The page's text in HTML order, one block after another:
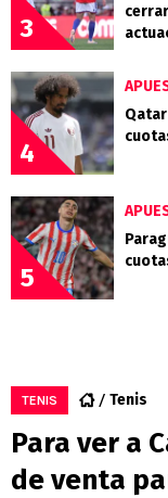
3
4
5
TENIS Tenis
Para ver a
de venta